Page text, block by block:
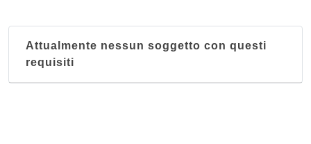
Attualmente nessun soggetto con questi
requisiti